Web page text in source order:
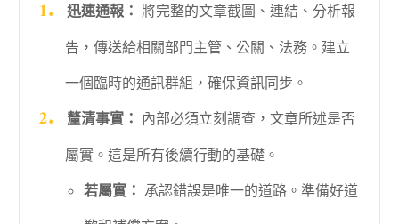
迅速通報： 將完整的文章截圖、連結、分析報
告，傳送給相關部門主管、公關、法務。建立
一個臨時的通訊群組，確保資訊同步。
釐清事實： 內部必須立刻調查，文章所述是否
屬實。這是所有後續行動的基礎。
若屬實： 承認錯誤是唯一的道路。準備好道